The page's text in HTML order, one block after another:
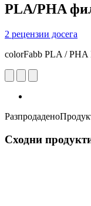
PLA/PHA
2 рецензии досега
colorFabb PLA / PHA
Разпродадено
Сходни